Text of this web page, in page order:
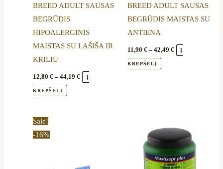
BREED ADULT SAUSAS
BEGRŪDIS
HIPOALERGINIS
MAISTAS SU LAŠIŠA IR
KRILIU
12,80€ – 44,19€ Į
KREPŠELĮ
on
the
product
page
BREED ADULT SAUSAS
BEGRŪDIS MAISTAS SU
ANTIENA
11,90 € – 42,49 € Į
KREPŠELĮ
on
the
page
Sale!
-16%